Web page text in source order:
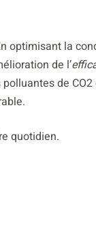
optimisant la
de l’
de CO2
quotidien.